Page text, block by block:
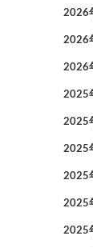
2026
2026
2026
2025
2025
2025
2025
2025
2025